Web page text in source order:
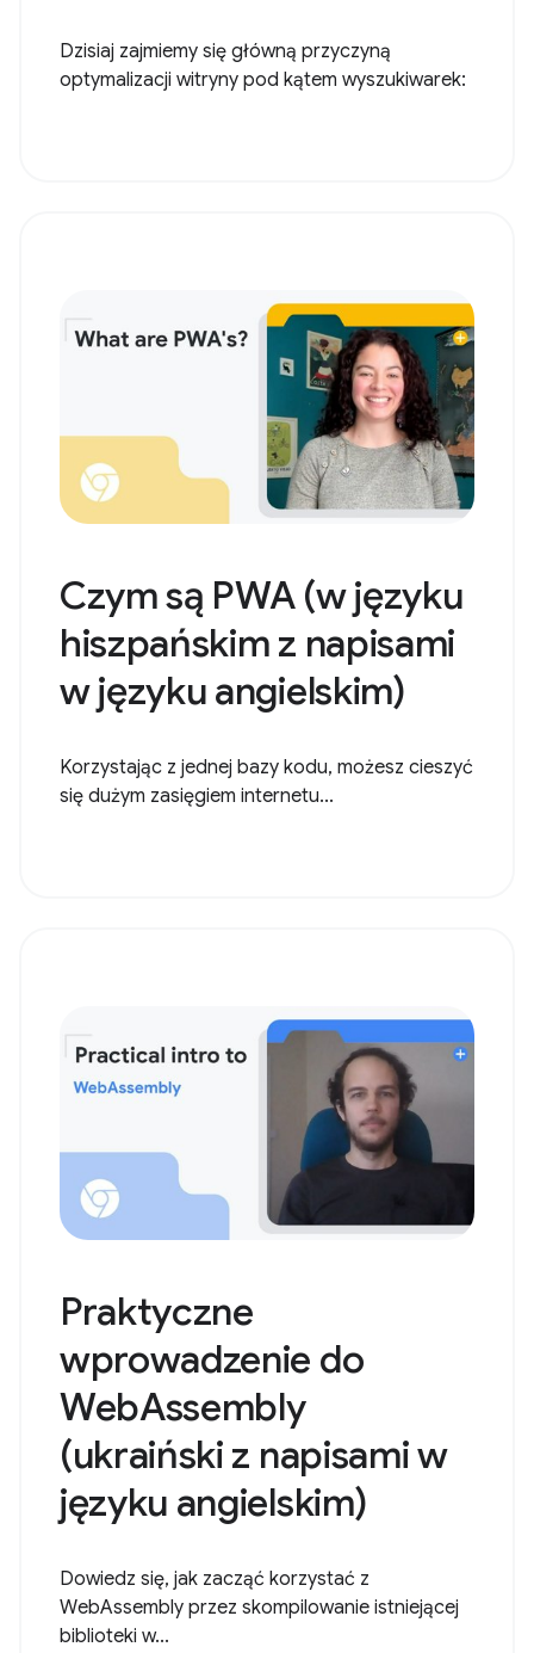
Dzisiaj zajmiemy się główną przyczyną
optymalizacji witryny pod kątem wyszukiwarek:
Czym są PWA (w języku
hiszpańskim z napisami
w języku angielskim)
Korzystając z jednej bazy kodu, możesz cieszyć
się dużym zasięgiem internetu...
Praktyczne
wprowadzenie do
WebAssembly
(ukraiński z napisami w
języku angielskim)
Dowiedz się, jak zacząć korzystać z
WebAssembly przez skompilowanie istniejącej
biblioteki w...